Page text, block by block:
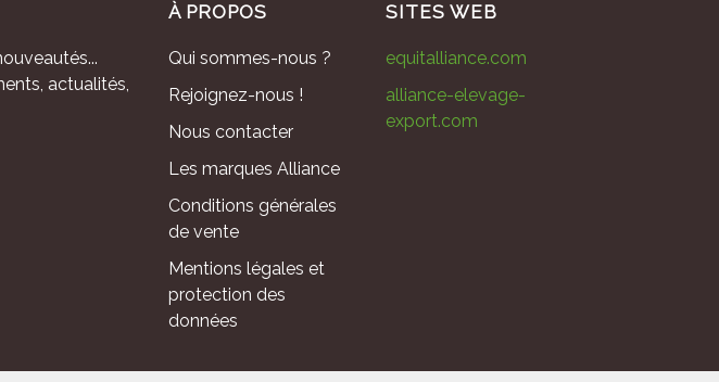
À PROPOS
Qui sommes-nous ?
Rejoignez-nous !
Nous contacter
Les marques Alliance
Conditions générales
de vente
Mentions légales et
protection des
données
SITES WEB
equitalliance.com
alliance-elevage-
export.com
actualités,